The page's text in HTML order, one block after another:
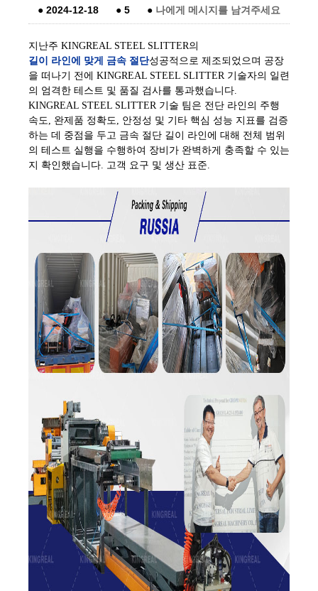
● 2024-12-18 ● 5 ● 나에게 메시지를 남겨주세요
지난주 KINGREAL STEEL SLITTER의
길이 라인에 맞게 금속 절단성공적으로 제조되었으며 공장
을 떠나기 전에 KINGREAL STEEL SLITTER 기술자의 일련
의 엄격한 테스트 및 품질 검사를 통과했습니다.
KINGREAL STEEL SLITTER 기술 팀은 전단 라인의 주행
속도, 완제품 정확도, 안정성 및 기타 핵심 성능 지표를 검증
하는 데 중점을 두고 금속 절단 길이 라인에 대해 전체 범위
의 테스트 실행을 수행하여 장비가 완벽하게 충족할 수 있는
지 확인했습니다. 고객 요구 및 생산 표준.